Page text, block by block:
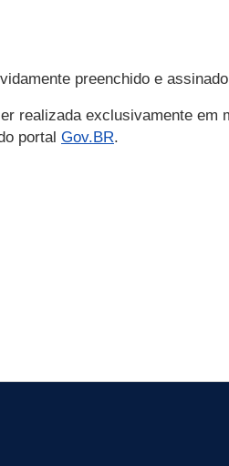
preenchido e
realizada exclusivamente em
portal Gov.BR.